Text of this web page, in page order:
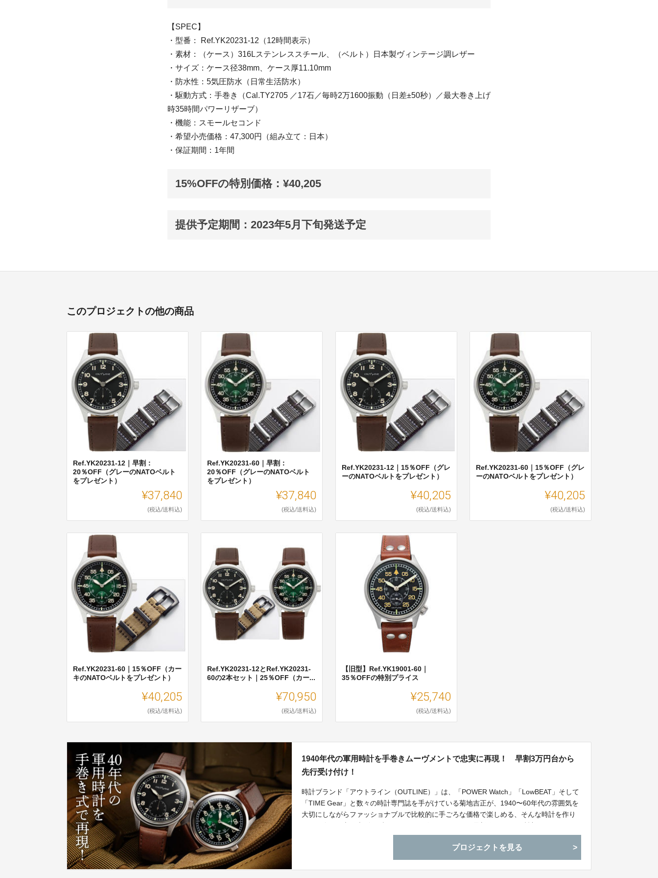
【SPEC】
・型番： Ref.YK20231-12（12時間表示）
・素材：（ケース）316Lステンレススチール、（ベルト）日本製ヴィンテージ調レザー
・サイズ：ケース径38mm、ケース厚11.10mm
・防水性：5気圧防水（日常生活防水）
・駆動方式：手巻き（Cal.TY2705 ／17石／毎時2万1600振動（日差±50秒）／最大巻き上げ
時35時間パワーリザーブ）
・機能：スモールセコンド
・希望小売価格：47,300円（組み立て：日本）
・保証期間：1年間
15%OFFの特別価格：¥40,205
提供予定期間：2023年5月下旬発送予定
このプロジェクトの他の商品
Ref.YK20231-12｜早割：
20％OFF（グレーのNATOベルト
をプレゼント）
¥37,840
(税込/送料込)
Ref.YK20231-60｜早割：
20％OFF（グレーのNATOベルト
をプレゼント）
¥37,840
(税込/送料込)
Ref.YK20231-12｜15％OFF（グレ
ーのNATOベルトをプレゼント）
¥40,205
(税込/送料込)
Ref.YK20231-60｜15％OFF（グレ
ーのNATOベルトをプレゼント）
¥40,205
(税込/送料込)
Ref.YK20231-60｜15％OFF（カー
キのNATOベルトをプレゼント）
¥40,205
(税込/送料込)
Ref.YK20231-12とRef.YK20231-
60の2本セット｜25％OFF（カー...
¥70,950
(税込/送料込)
【旧型】Ref.YK19001-60｜
35％OFFの特別プライス
¥25,740
(税込/送料込)
1940年代の軍用時計を手巻きムーヴメントで忠実に再現！ 早割3万円台から
先行受け付け！
時計ブランド「アウトライン（OUTLINE）」は、「POWER Watch」「LowBEAT」そして
「TIME Gear」と数々の時計専門誌を手がけている菊地吉正が、1940〜60年代の雰囲気を
大切にしながらファッショナブルで比較的に手ごろな価格で楽しめる、そんな時計を作り
リタリーType1940”の第2世代。25〜15％OFFにて先行受け付けを実施します。
プロジェクトを見る